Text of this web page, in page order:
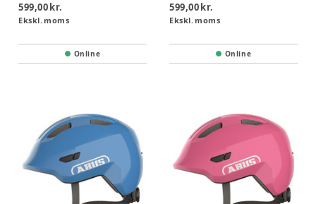
599,00 kr.
Ekskl. moms
Online
599,00 kr.
Ekskl. moms
Online